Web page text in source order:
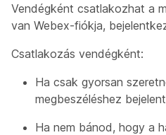
Vendégként csatlakozhat a
van Webex-fiókja,
Csatlakozás vendégként:
Ha csak gyorsan
megbeszéléshez
Ha nem bánod, hogy a